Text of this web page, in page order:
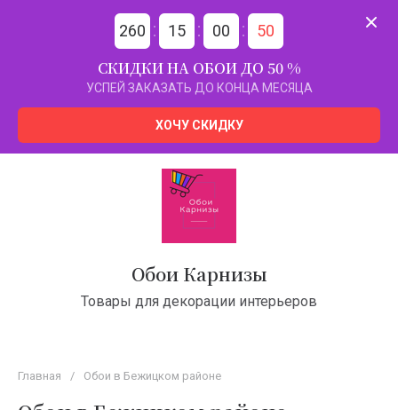
260 15 00 49
СКИДКИ НА ОБОИ ДО 50 %
УСПЕЙ ЗАКАЗАТЬ ДО КОНЦА МЕСЯЦА
ХОЧУ СКИДКУ
Обои Карнизы
Товары для декорации интерьеров
Главная / Обои в Бежицком районе